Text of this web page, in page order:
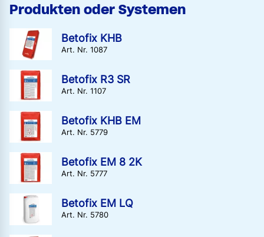
Produkten oder Systemen
Betofix KHB
Art. Nr. 1087
Betofix R3 SR
Art. Nr. 1107
Betofix KHB EM
Art. Nr. 5779
Betofix EM 8 2K
Art. Nr. 5777
Betofix EM LQ
Art. Nr. 5780